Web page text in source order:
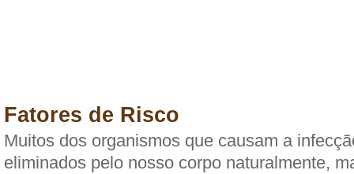
Fatores de Risco
Muitos dos organismos que causam a
eliminados pelo nosso corpo naturalmente,